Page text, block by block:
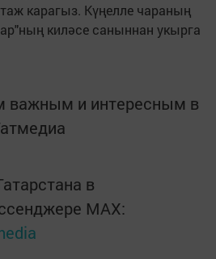
карагыз. Күңелле чараның
киләсе саныннан укырга
важным и интересным в
в
MАХ: